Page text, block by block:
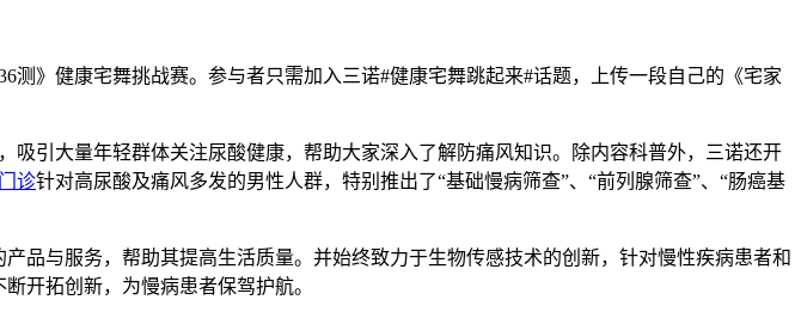
测》健康宅舞挑战赛。参与者只需加入三诺#健康宅舞跳起来#话题，上传一段自己的《宅家
引大量年轻群体关注尿酸健康，帮助大家深入了解防痛风知识。除内容科普外，三诺还开
诊针对高尿酸及痛风多发的男性人群，特别推出了“基础慢病筛查”、“前列腺筛查”、“肠癌基
品与服务，帮助其提高生活质量。并始终致力于生物传感技术的创新，针对慢性疾病患者和
开拓创新，为慢病患者保驾护航。